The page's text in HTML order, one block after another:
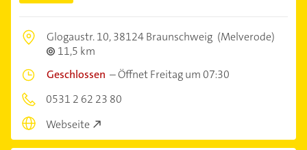
Glogaustr. 10,38124 Braunschweig (Melverode)
11,5 km
Geschlossen –Öffnet Freitag um 07:30
0531 2 62 23 80
Webseite